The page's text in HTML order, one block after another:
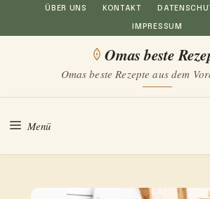
Inhalt
ÜBER UNS KONTAKT
IMPRESSUM
Omas beste
Omas beste Rezepte aus dem
Menü